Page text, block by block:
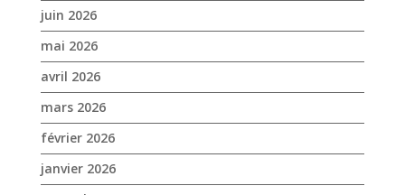
janvier 2026
novembre 2025
octobre 2025
septembre 2025
juillet 2025
avril 2025